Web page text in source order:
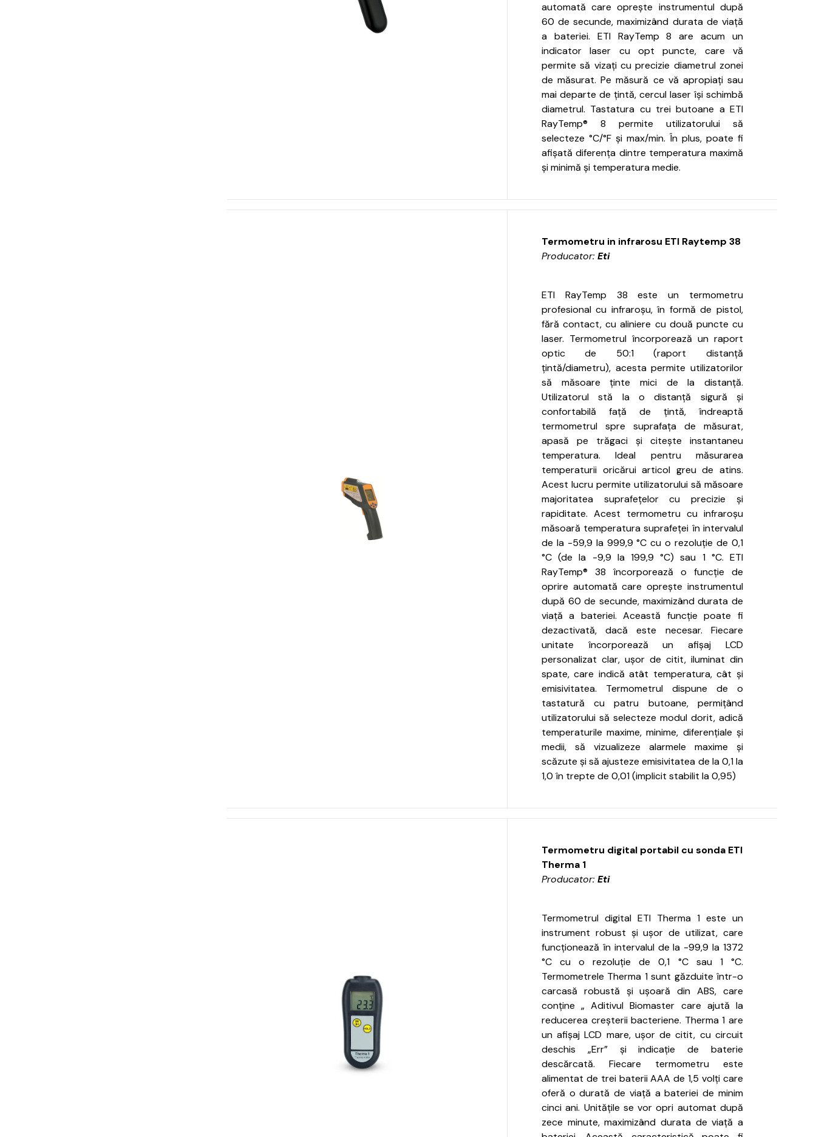
automată care oprește instrumentul după
60 de secunde, maximizând durata de viață
a bateriei. ETI RayTemp 8 are acum un
indicator laser cu opt puncte, care vă
permite să vizați cu precizie diametrul zonei
de măsurat. Pe măsură ce vă apropiați sau
mai departe de țintă, cercul laser își schimbă
diametrul. Tastatura cu trei butoane a ETI
RayTemp® 8 permite utilizatorului să
selecteze °C/°F și max/min. În plus, poate fi
afișată diferența dintre temperatura maximă
și minimă și temperatura medie.
Termometru in infrarosu ETI Raytemp 38
Producator: Eti
ETI RayTemp 38 este un termometru
profesional cu infraroșu, în formă de pistol,
fără contact, cu aliniere cu două puncte cu
laser. Termometrul încorporează un raport
optic de 50:1 (raport distanță
țintă/diametru), acesta permite utilizatorilor
să măsoare ținte mici de la distanță.
Utilizatorul stă la o distanță sigură și
confortabilă față de țintă, îndreaptă
termometrul spre suprafața de măsurat,
apasă pe trăgaci și citește instantaneu
temperatura.
Ideal pentru măsurarea
temperaturii oricărui articol greu de atins.
Acest lucru permite utilizatorului să măsoare
majoritatea suprafețelor cu precizie și
rapiditate. Acest termometru cu infraroșu
măsoară temperatura suprafeței în intervalul
de la -59,9 la 999,9 °C cu o rezoluție de 0,1
°C (de la -9,9 la 199,9 °C) sau 1 °C. ETI
RayTemp® 38 încorporează o funcție de
oprire automată care oprește instrumentul
după 60 de secunde, maximizând durata de
viață a bateriei. Această funcție poate fi
dezactivată, dacă este necesar.
Fiecare
unitate încorporează un afișaj LCD
personalizat clar, ușor de citit, iluminat din
spate, care indică atât temperatura, cât și
emisivitatea.
Termometrul dispune de o
tastatură cu patru butoane, permițând
utilizatorului să selecteze modul dorit, adică
temperaturile maxime, minime, diferențiale și
medii, să vizualizeze alarmele maxime și
scăzute și să ajusteze emisivitatea de la 0,1 la
1,0 în trepte de 0,01 (implicit stabilit la 0,95)
Termometru digital portabil cu sonda ETI
Therma 1
Producator: Eti
Termometrul digital ETI Therma 1 este un
instrument robust și ușor de utilizat, care
funcționează în intervalul de la -99,9 la 1372
°C cu o rezoluție de 0,1 °C sau 1 °C.
Termometrele Therma 1 sunt găzduite într-o
carcasă robustă și ușoară din ABS, care
conține „ Aditivul Biomaster care ajută la
reducerea creșterii bacteriene. Therma 1 are
un afișaj LCD mare, ușor de citit, cu circuit
deschis „Err” și indicație de baterie
descărcată.
Fiecare termometru este
alimentat de trei baterii AAA de 1,5 volți care
oferă o durată de viață a bateriei de minim
cinci ani. Unitățile se vor opri automat după
zece minute, maximizând durata de viață a